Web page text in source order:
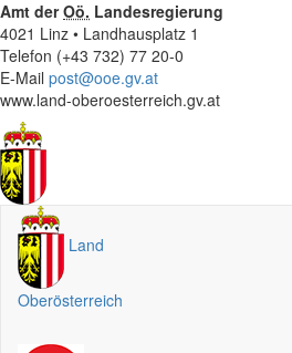
Amt derOö. Landesregierung
4021 Linz • Landhausplatz 1
Telefon (+43 732) 77 20-0
E-Mail post@ooe.gv.at
www.land-oberoesterreich.gv.at
Land
Oberösterreich